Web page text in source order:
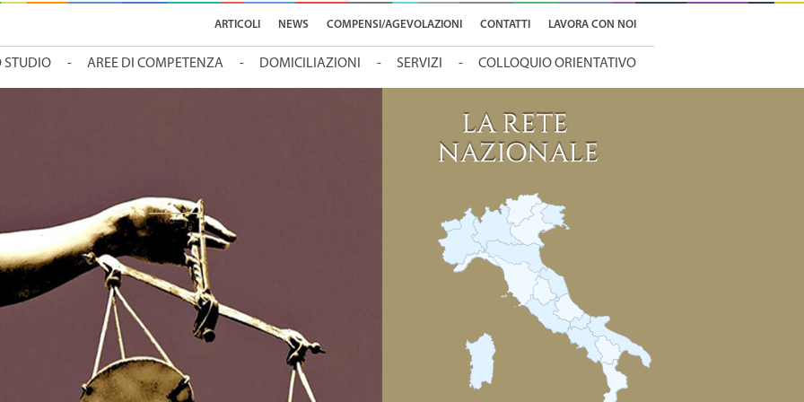
ARTICOLI NEWS COMPENSI/AGEVOLAZIONI CONTATTI LAVORA CON NOI
STUDIO AREE DI COMPETENZA DOMICILIAZIONI SERVIZI COLLOQUIO ORIENTATIVO